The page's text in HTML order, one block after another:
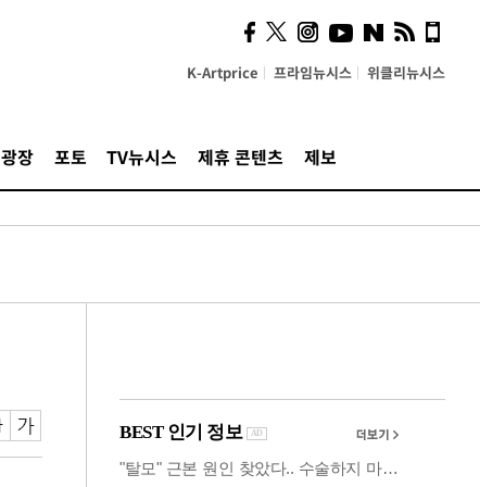
K-Artprice 프라임뉴시스 위클리뉴시스
광장 포토 TV뉴시스 제휴 콘텐츠 제보
사이 해답 찾았죠"…알을
깨고 나온 '초자아'